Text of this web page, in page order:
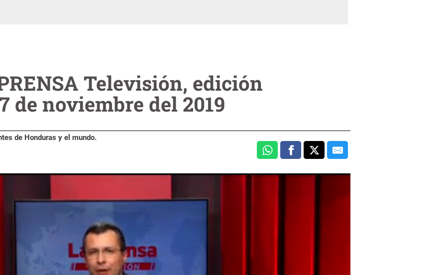
Televisión, edición
de noviembre del 2019
de Honduras y el mundo.